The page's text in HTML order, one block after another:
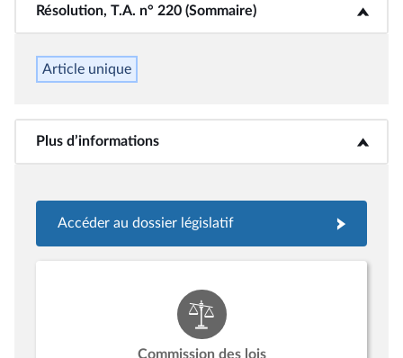
Résolution, T.A. n° 220 (Sommaire)
<b>Résolution, T.A. n° 220 (Sommaire)</b>
Article unique
Plus d’informations<b>Plus d’informations</b>
Accéder au dossier législatif
Commission des lois